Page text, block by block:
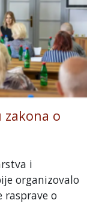
zakona o
i
organizovalo
o